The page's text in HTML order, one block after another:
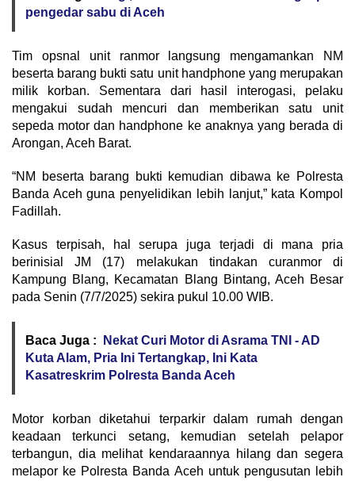
pengedar sabu di Aceh
Tim opsnal unit ranmor langsung mengamankan NM
beserta barang bukti satu unit handphone yang merupakan
milik korban. Sementara dari hasil interogasi, pelaku
mengakui sudah mencuri dan memberikan satu unit
sepeda motor dan handphone ke anaknya yang berada di
Arongan, Aceh Barat.
“NM beserta barang bukti kemudian dibawa ke Polresta
Banda Aceh guna penyelidikan lebih lanjut,” kata Kompol
Fadillah.
Kasus terpisah, hal serupa juga terjadi di mana pria
berinisial JM (17) melakukan tindakan curanmor di
Kampung Blang, Kecamatan Blang Bintang, Aceh Besar
pada Senin (7/7/2025) sekira pukul 10.00 WIB.
Baca Juga :
Nekat Curi Motor di Asrama TNI - AD
Kuta Alam, Pria Ini Tertangkap, Ini Kata
Kasatreskrim Polresta Banda Aceh
Motor korban diketahui terparkir dalam rumah dengan
keadaan terkunci setang, kemudian setelah pelapor
terbangun, dia melihat kendaraannya hilang dan segera
melapor ke Polresta Banda Aceh untuk pengusutan lebih